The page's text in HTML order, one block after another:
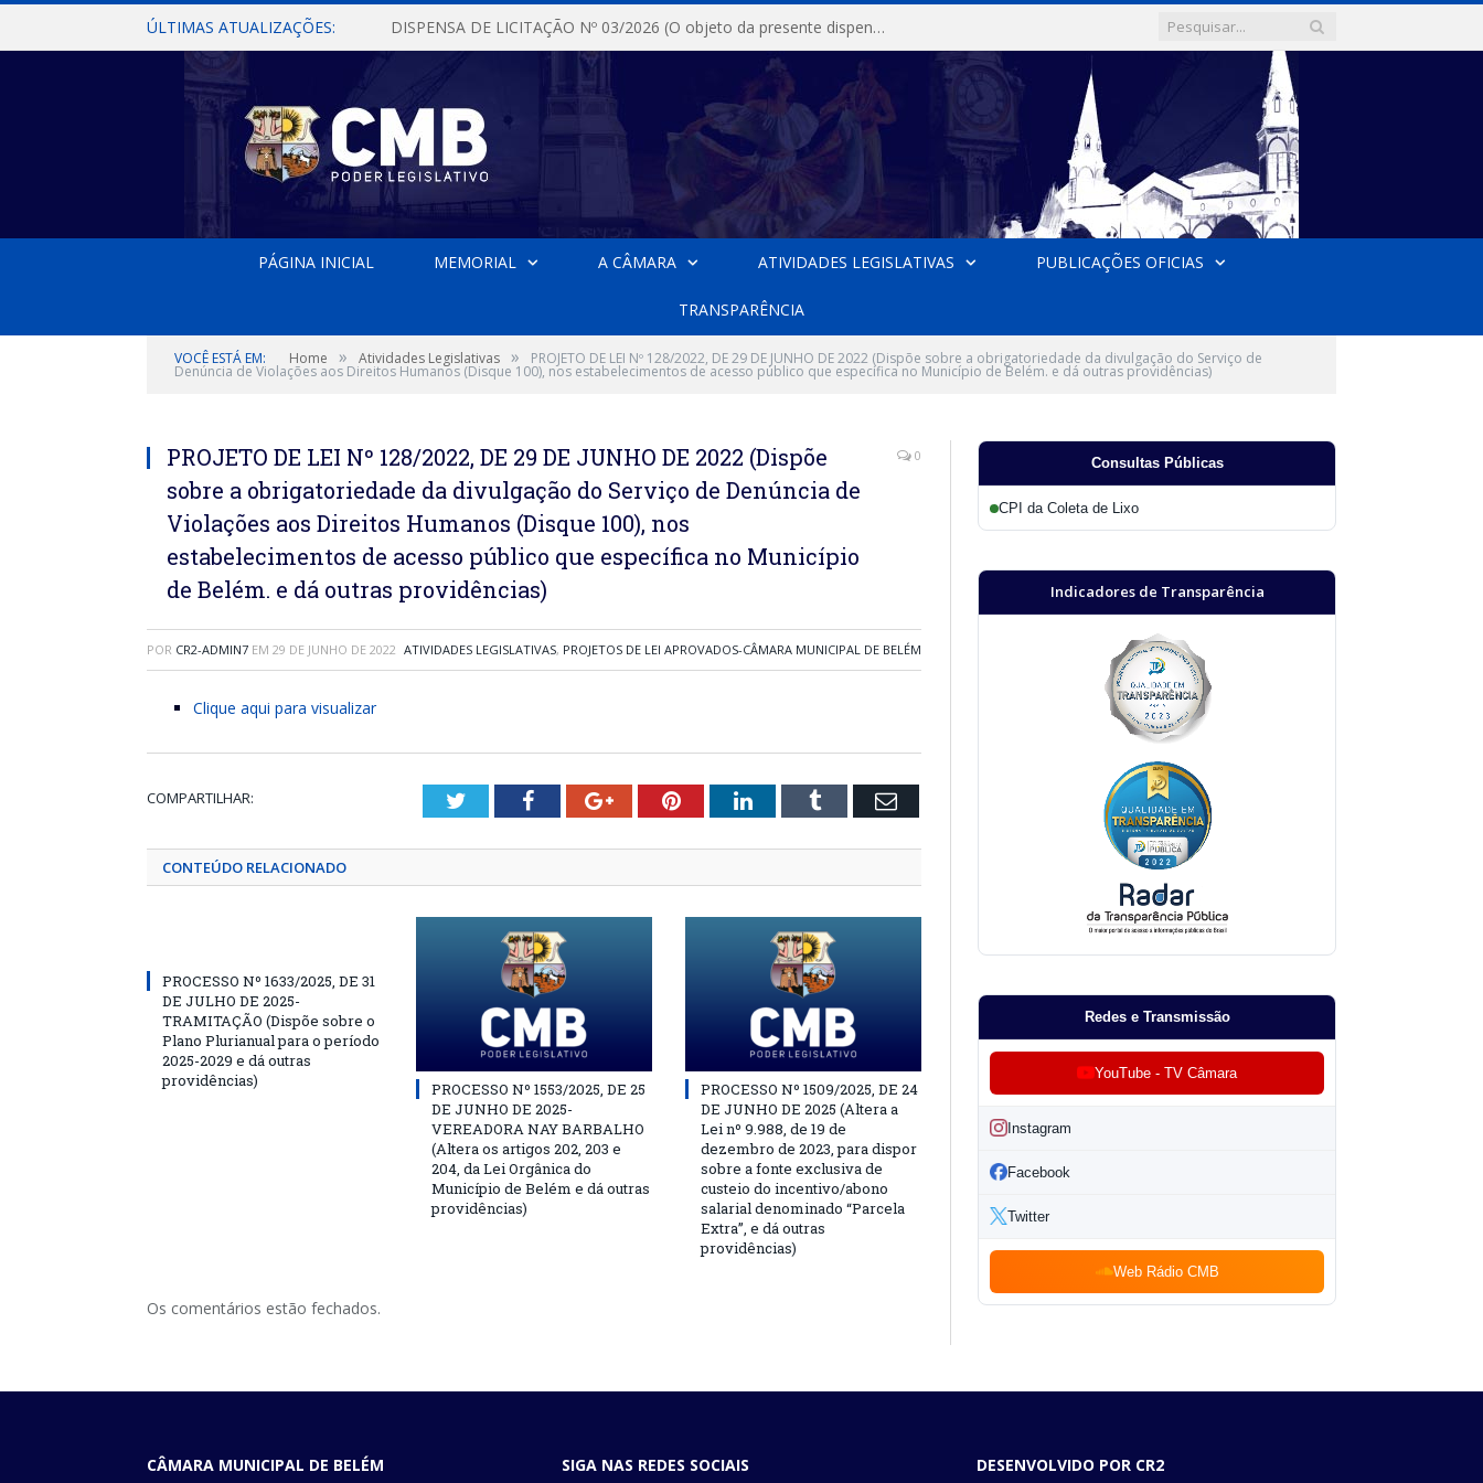
ÚLTIMAS ATUALIZAÇÕES: DISPENSA DE LICITAÇÃO Nº 03/2026 (O objeto da presente dispensa é a escolha da proposta mais vantajosa para a aquisição, de aparelhos de ar condicionado, tipo Split, com material de instalação e fogão industrial, conforme condições, quantidades e exigências estabelecidas no termo de referencia e neste aviso de contratação direta e seus anexos)
PÁGINA INICIAL MEMORIAL A CÂMARA ATIVIDADES LEGISLATIVAS PUBLICAÇÕES OFICIAS
TRANSPARÊNCIA
VOCÊ ESTÁ EM: Home » Atividades Legislativas » PROJETO DE LEI Nº 128/2022, DE 29 DE JUNHO DE 2022 (Dispõe sobre a obrigatoriedade da divulgação do Serviço de
Denúncia de Violações aos Direitos Humanos (Disque 100), nos estabelecimentos de acesso público que específica no Município de Belém. e dá outras providências)
PROJETO DE LEI Nº 128/2022, DE 29 DE JUNHO DE 2022 (Dispõe
sobre a obrigatoriedade da divulgação do Serviço de Denúncia de
Violações aos Direitos Humanos (Disque 100), nos
estabelecimentos de acesso público que específica no Município
de Belém. e dá outras providências)
0
POR CR2-ADMIN7 EM 29 DE JUNHO DE 2022 ATIVIDADES LEGISLATIVAS, PROJETOS DE LEI APROVADOS-CÂMARA MUNICIPAL DE BELÉM
Clique aqui para visualizar
COMPARTILHAR: TwitterFacebookGoogle+PinterestLinkedInTumblr Email
CONTEÚDO RELACIONADO
PROCESSO Nº 1633/2025, DE 31
DE JULHO DE 2025-
TRAMITAÇÃO (Dispõe sobre o
Plano Plurianual para o período
2025-2029 e dá outras
providências)
PROCESSO Nº 1553/2025, DE 25
DE JUNHO DE 2025-
VEREADORA NAY BARBALHO
(Altera os artigos 202, 203 e
204, da Lei Orgânica do
Município de Belém e dá outras
providências)
PROCESSO Nº 1509/2025, DE 24
DE JUNHO DE 2025 (Altera a
Lei nº 9.988, de 19 de
dezembro de 2023, para dispor
sobre a fonte exclusiva de
custeio do incentivo/abono
salarial denominado “Parcela
Extra”, e dá outras
providências)
Os comentários estão fechados.
Consultas Públicas
CPI da Coleta de Lixo
Indicadores de Transparência
Redes e Transmissão
YouTube - TV Câmara
Instagram
Facebook
Twitter
Web Rádio CMB
CÂMARA MUNICIPAL DE BELÉM SIGA NAS REDES SOCIAIS DESENVOLVIDO POR CR2